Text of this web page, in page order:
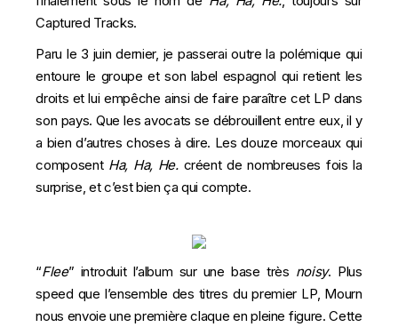
Captured Tracks.
Paru le 3 juin dernier, je passerai outre la polémique qui
entoure le groupe et son label espagnol qui retient les
droits et lui empêche ainsi de faire paraître cet LP dans
son pays. Que les avocats se débrouillent entre eux, il y
a bien d’autres choses à dire. Les douze morceaux qui
composent Ha, Ha, He. créent de nombreuses fois la
surprise, et c’est bien ça qui compte.
“Flee” introduit l’album sur une base très noisy. Plus
speed que l’ensemble des titres du premier LP, Mourn
nous envoie une première claque en pleine figure. Cette